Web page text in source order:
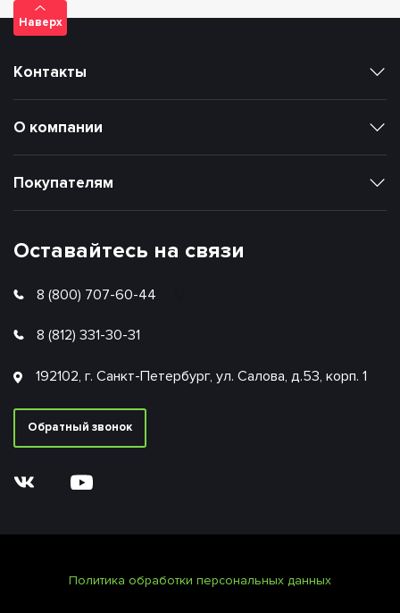
Наверх
Оставайтесь на связи
8 (800) 707-60-44
8 (812) 331-30-31
192102, г. Санкт-Петербург, ул. Салова, д.53, корп. 1
Обратный звонок
Покупателям
О компании
Контакты
Политика обработки персональных данных